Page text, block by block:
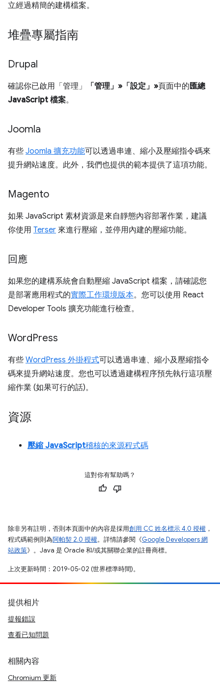
立經過精簡的建構檔案。
堆疊專屬指南
Drupal
確認你已啟用「管理」 「管理」»「設定」»頁面中的匯總
JavaScript 檔案。
Joomla
有些 Joomla 擴充功能可以透過串連、縮小及壓縮指令碼來
提升網站速度。此外，我們也提供的範本提供了這項功能。
Magento
如果 JavaScript 素材資源是來自靜態內容部署作業，建議
你使用 Terser 來進行壓縮，並停用內建的壓縮功能。
回應
如果您的建構系統會自動壓縮 JavaScript 檔案，請確認您
是部署應用程式的實際工作環境版本。您可以使用 React
Developer Tools 擴充功能進行檢查。
WordPress
有些 WordPress 外掛程式可以透過串連、縮小及壓縮指令
碼來提升網站速度。您也可以透過建構程序預先執行這項壓
縮作業 (如果可行的話)。
資源
壓縮 JavaScript稽核的來源程式碼
這對你有幫助嗎？
除非另有註明，否則本頁面中的內容是採用創用 CC 姓名標示 4.0 授權 ，
程式碼範例則為阿帕契 2.0 授權。詳情請參閱《Google Developers 網
站政策》。Java 是 Oracle 和/或其關聯企業的註冊商標。
上次更新時間：2019-05-02 (世界標準時間)。
提供相片
提報錯誤
查看已知問題
相關內容
Chromium 更新